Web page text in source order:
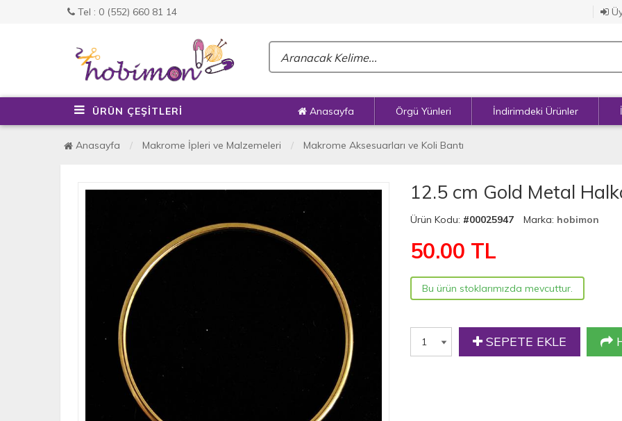
Tel : 0 (552) 660 81 14
ÜRÜN ÇEŞİTLERİ Anasayfa Örgü Yünleri İndirimdeki Ürünler
Anasayfa Makrome İpleri ve Malzemeleri Makrome Aksesuarları ve Koli Bantı
12.5 cm Gold Metal
Ürün Kodu: #00025947 Marka: hobimon
50.00 TL
Bu ürün stoklarımızda mevcuttur.
SEPETE EKLE